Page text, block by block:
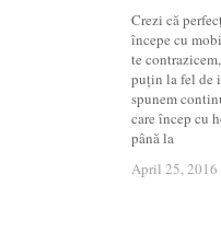
Crezi că
începe cu
te
puțin la fel de
spunem
care încep cu
până la
April 25, 2016
April 25, 2016